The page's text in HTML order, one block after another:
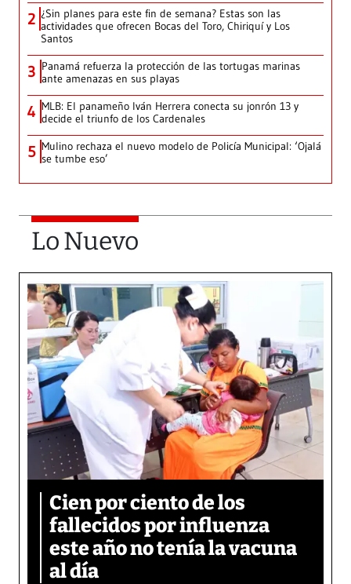
2 ¿Sin planes para este fin de semana? Estas son las
actividades que ofrecen Bocas del Toro, Chiriquí y Los
Santos
3 Panamá refuerza la protección de las tortugas marinas
ante amenazas en sus playas
4 MLB: El panameño Iván Herrera conecta su jonrón 13 y
decide el triunfo de los Cardenales
5 Mulino rechaza el nuevo modelo de Policía Municipal: ‘Ojalá
se tumbe eso’
Lo Nuevo
Cien por ciento de los
fallecidos por influenza
este año no tenía la vacuna
al día